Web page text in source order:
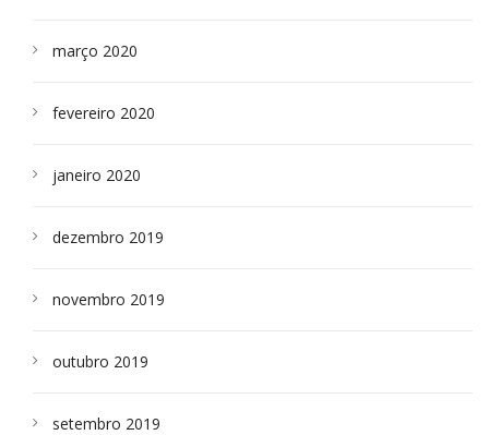
março 2020
fevereiro 2020
janeiro 2020
dezembro 2019
novembro 2019
outubro 2019
setembro 2019